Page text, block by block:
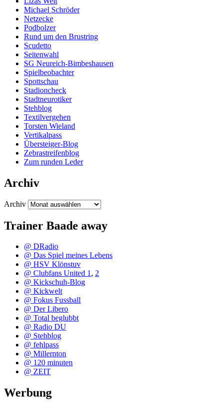
Michael Schröder
Netzecke
Podbolzer
Rund um den Brustring
Scudetto
Seitenwahl
SG Neureich-Bimbeshausen
Spielbeobachter
Spottschau
Stadioncheck
Stadtneurotiker
Stehblog
Textilvergehen
Torsten Wieland
Vertikalpass
Übersteiger-Blog
Zebrastreifenblog
Zum runden Leder
Archiv
Archiv
Trainer Baade away
@ DRadio
@ Das Spiel meines Lebens
@ HSV Klönstuv
@ Clubfans United 1, 2
@ Kickschuh-Blog
@ Kickwelt
@ Fokus Fussball
@ Der Libero
@ Total beglubbt
@ Radio DU
@ Stehblog
@ fehlpass
@ Millernton
@ 120 minuten
@ ZEIT
Werbung